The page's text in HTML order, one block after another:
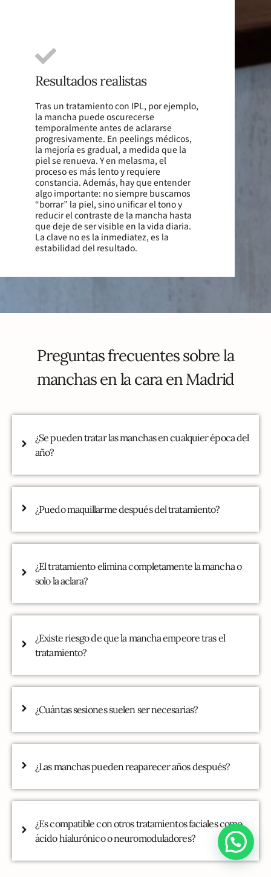
Resultados realistas
Tras un tratamiento con IPL, por ejemplo,
la mancha puede oscurecerse
temporalmente antes de aclararse
progresivamente. En peelings médicos,
la mejoría es gradual, a medida que la
piel se renueva. Y en melasma, el
proceso es más lento y requiere
constancia. Además, hay que entender
algo importante: no siempre buscamos
“borrar” la piel, sino unificar el tono y
reducir el contraste de la mancha hasta
que deje de ser visible en la vida diaria.
La clave no es la inmediatez, es la
estabilidad del resultado.
Preguntas frecuentes sobre la
manchas en la cara en Madrid
¿Se pueden tratar las manchas en cualquier época del
año?
¿Puedo maquillarme después del tratamiento?
¿El tratamiento elimina completamente la mancha o
solo la aclara?
¿Existe riesgo de que la mancha empeore tras el
tratamiento?
¿Cuántas sesiones suelen ser necesarias?
¿Las manchas pueden reaparecer años después?
¿Es compatible con otros tratamientos faciales como
ácido hialurónico o neuromoduladores?
¿Te ayudamos?